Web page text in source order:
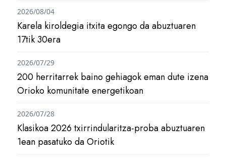
Karela kiroldegia itxita egongo da abuztuaren
17tik 30era
2026/08/04
200 herritarrek baino gehiagok eman dute izena
Orioko komunitate energetikoan
2026/07/29
Klasikoa 2026 txirrindularitza-proba abuztuaren
1ean pasatuko da Oriotik
2026/07/28